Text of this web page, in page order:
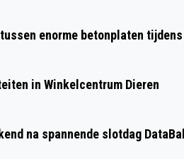
enorme betonplaten
in Winkelcentrum Dieren
na spannende slotdag